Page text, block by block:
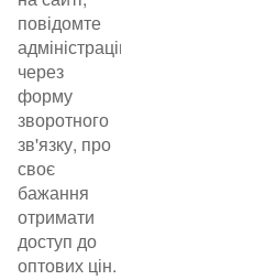
повідомте
адміністрацію
через
форму
зворотного
зв'язку, про
своє
бажання
отримати
доступ до
оптових цін.